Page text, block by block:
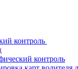
контроль
контроль